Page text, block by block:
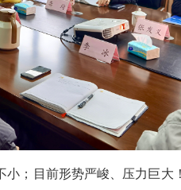
；目前形势严峻、压力巨